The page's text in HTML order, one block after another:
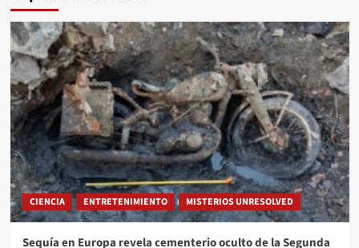
CIENCIA ENTRETENIMIENTO MISTERIOS UNRESOLVED
Sequía en Europa revela cementerio oculto de la Segunda